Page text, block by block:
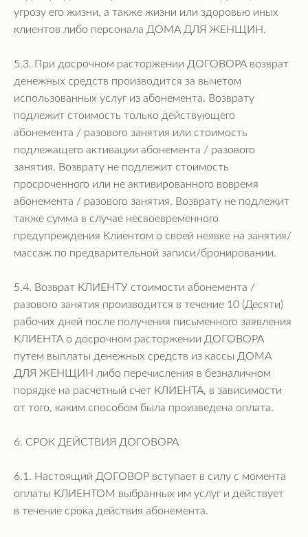
угрозу его жизни, а также жизни или здоровью иных
клиентов либо персонала ДОМА ДЛЯ ЖЕНЩИН.
5.3. При досрочном расторжении ДОГОВОРА возврат
денежных средств производится за вычетом
использованных услуг из абонемента. Возврату
подлежит стоимость только действующего
абонемента / разового занятия или стоимость
подлежащего активации абонемента / разового
занятия. Возврату не подлежит стоимость
просроченного или не активированного вовремя
абонемента / разового занятия. Возврату не подлежит
также сумма в случае несвоевременного
предупреждения Клиентом о своей неявке на занятия/
массаж по предварительной записи/бронировании.
5.4. Возврат КЛИЕНТУ стоимости абонемента /
разового занятия производится в течение 10 (Десяти)
рабочих дней после получения письменного заявления
КЛИЕНТА о досрочном расторжении ДОГОВОРА
путем выплаты денежных средств из кассы ДОМА
ДЛЯ ЖЕНЩИН либо перечисления в безналичном
порядке на расчетный счет КЛИЕНТА, в зависимости
от того, каким способом была произведена оплата.
6. СРОК ДЕЙСТВИЯ ДОГОВОРА
6.1. Настоящий ДОГОВОР вступает в силу с момента
оплаты КЛИЕНТОМ выбранных им услуг и действует
в течение срока действия абонемента.